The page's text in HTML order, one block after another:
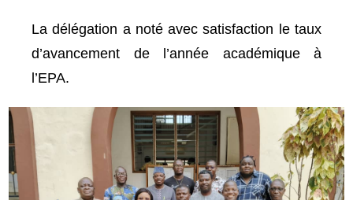
La délégation a noté avec satisfaction le taux
d’avancement de l’année académique à
l’EPA.